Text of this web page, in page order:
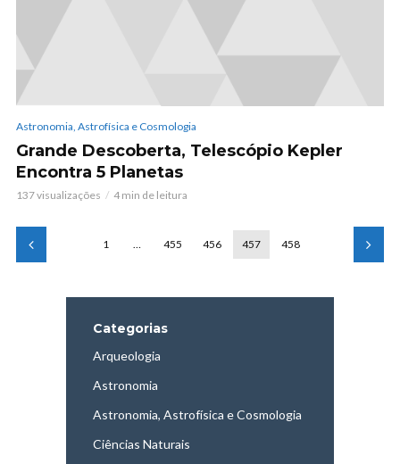
Astronomia, Astrofísica e Cosmologia
Grande Descoberta, Telescópio Kepler
Encontra 5 Planetas
137 visualizações 4 min de leitura
1 … 455 456 457 458
Categorias
Arqueologia
Astronomia
Astronomia, Astrofísica e Cosmologia
Ciências Naturais